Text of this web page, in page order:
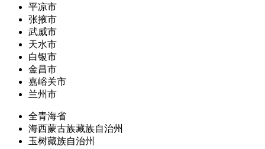
平凉市
张掖市
武威市
天水市
白银市
金昌市
嘉峪关市
兰州市
全青海省
海西蒙古族藏族自治州
玉树藏族自治州